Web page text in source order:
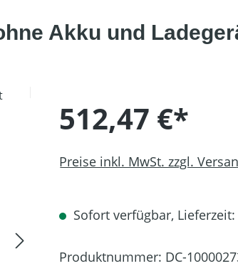
Akku und
512,47 €*
Preise inkl. MwSt. zzgl.
Sofort verfügbar, Lieferzeit:
Produktnummer: DC-